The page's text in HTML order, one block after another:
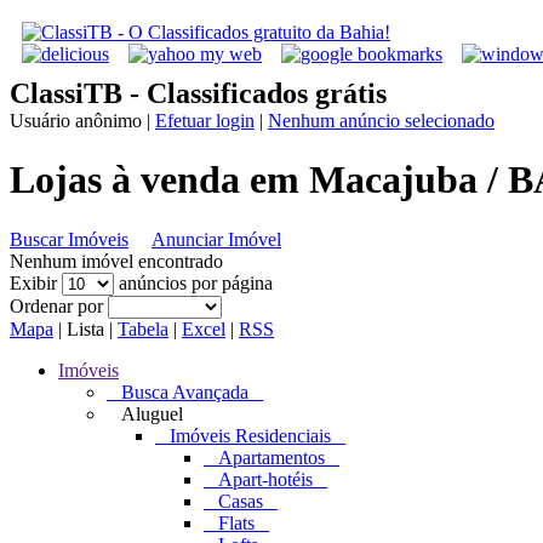
ClassiTB - Classificados grátis
Usuário anônimo | Efetuar login | Nenhum anúncio selecionado
Lojas à venda em Macajuba /
Buscar Imóveis
Anunciar Imóvel
Nenhum imóvel encontrado
Exibir
anúncios por página
Ordenar por
Mapa | Lista | Tabela | Excel | RSS
Imóveis
Busca Avançada
Aluguel
Imóveis Residenciais
Apartamentos
Apart-hotéis
Casas
Flats